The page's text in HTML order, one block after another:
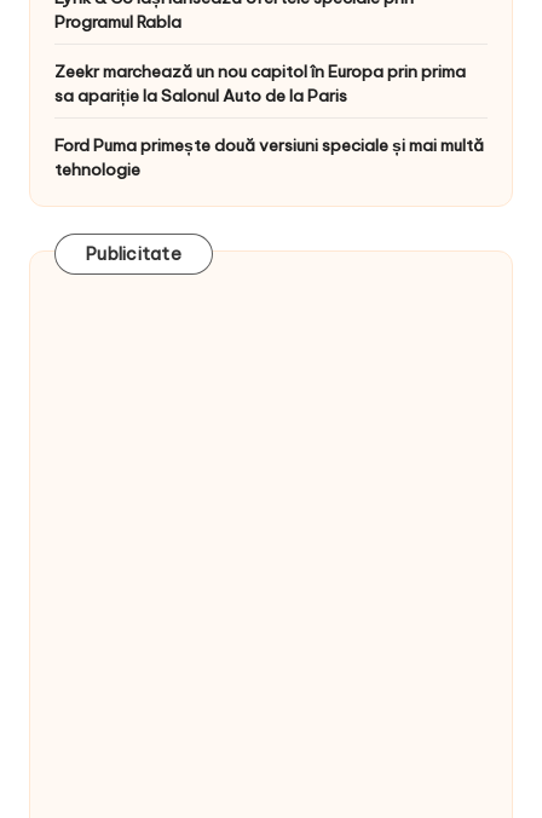
Programul Rabla
Zeekr marchează un nou capitol în Europa prin prima
sa apariție la Salonul Auto de la Paris
Ford Puma primește două versiuni speciale și mai multă
tehnologie
Publicitate